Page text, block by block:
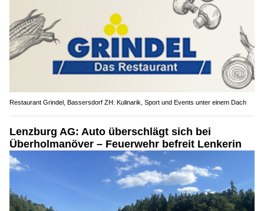
Restaurant Grindel, Bassersdorf ZH: Kulinarik, Sport und Events unter einem Dach
Lenzburg AG: Auto überschlägt sich bei
Überholmanöver – Feuerwehr befreit Lenkerin